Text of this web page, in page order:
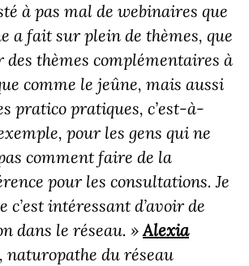
à pas mal de webinaires que
a fait sur plein de thèmes, que
des thèmes complémentaires à
comme le jeûne, mais aussi
pratico pratiques, c’est-à-
pour les gens qui ne
comment faire de la
pour les consultations. Je
c’est intéressant d’avoir de
dans le réseau. »Alexia
, naturopathe du réseau